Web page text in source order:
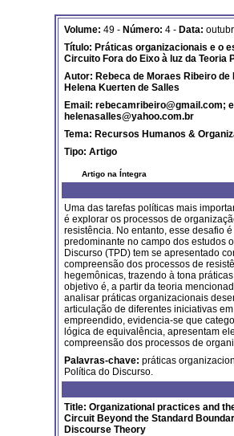
Volume: 49 - Número: 4 - Data:
Título: Práticas organizacionais e o
Circuito Fora do Eixo à luz da Teoria
Autor: Rebeca de Moraes Ribeiro
Helena Kuerten de Salles
Email: rebecamribeiro@gmail.com;
helenasalles@yahoo.com.br
Tema: Recursos Humanos &
Tipo: Artigo
Artigo na Íntegra
Uma das tarefas políticas mais
é explorar os processos de
resistência. No entanto, esse desafio
predominante no campo dos estudos
Discurso (TPD) tem se apresentado
compreensão dos processos de
hegemônicas, trazendo à tona
objetivo é, a partir da teoria
analisar práticas organizacionais
articulação de diferentes iniciativas
empreendido, evidencia-se que
lógica de equivalência, apresentam
compreensão dos processos de
Palavras-chave: práticas
Política do Discurso.
Title: Organizational practices and
Circuit Beyond the Standard
Discourse Theory